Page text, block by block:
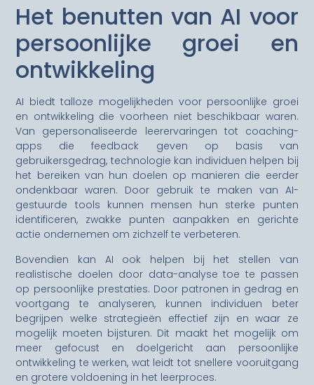
Het benutten van AI voor
persoonlijke groei en
ontwikkeling
AI biedt talloze mogelijkheden voor persoonlijke groei
en ontwikkeling die voorheen niet beschikbaar waren.
Van gepersonaliseerde leerervaringen tot coaching-
apps die feedback geven op basis van
gebruikersgedrag, technologie kan individuen helpen bij
het bereiken van hun doelen op manieren die eerder
ondenkbaar waren. Door gebruik te maken van AI-
gestuurde tools kunnen mensen hun sterke punten
identificeren, zwakke punten aanpakken en gerichte
actie ondernemen om zichzelf te verbeteren.
Bovendien kan AI ook helpen bij het stellen van
realistische doelen door data-analyse toe te passen
op persoonlijke prestaties. Door patronen in gedrag en
voortgang te analyseren, kunnen individuen beter
begrijpen welke strategieën effectief zijn en waar ze
mogelijk moeten bijsturen. Dit maakt het mogelijk om
meer gefocust en doelgericht aan persoonlijke
ontwikkeling te werken, wat leidt tot snellere vooruitgang
en grotere voldoening in het leerproces.